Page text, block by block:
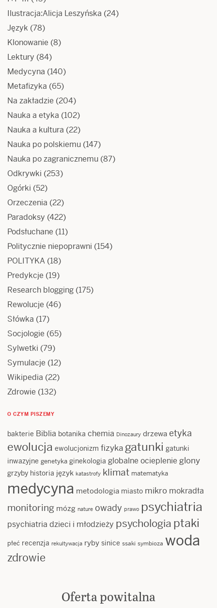
Ilustracja:Alicja Leszyńska (24)
Język (78)
Klonowanie (8)
Lektury (84)
Medycyna (140)
Metafizyka (65)
Na zakładzie (204)
Nauka a etyka (102)
Nauka a kultura (22)
Nauka po polskiemu (147)
Nauka po zagranicznemu (87)
Odkrywki (253)
Ogórki (52)
Orzeczenia (22)
Paradoksy (422)
Podsłuchane (11)
Politycznie niepoprawni (154)
POLITYKA (18)
Predykcje (19)
Research blogging (175)
Rewolucje (46)
Słówka (17)
Socjologie (65)
Sylwetki (79)
Symulacje (12)
Wikipedia (22)
Zdrowie (132)
O CZYM PISZEMY
bakterie Biblia botanika chemia Dinozaury drzewa etyka
ewolucja ewolucjonizm fizyka gatunki gatunki
inwazyjne genetyka ginekologia globalne ocieplenie glony
grzyby historia język katastrofy klimat matematyka
medycyna metodologia miasto mikro mokradła
monitoring mózg nature owady prawo psychiatria
psychiatria dzieci i młodzieży psychologia ptaki
płeć recenzja rekultywacja ryby sinice ssaki symbioza woda
zdrowie
Oferta powitalna